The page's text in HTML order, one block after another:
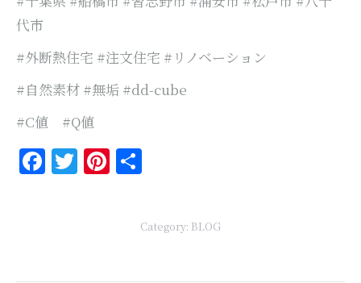
代市
#外断熱住宅 #注文住宅 #リノベーション
#自然素材 #無垢 #dd-cube
#C値 #Q値
Facebook
Twitter
Pinterest
Category: BLOG